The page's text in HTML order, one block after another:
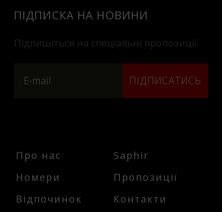
ПІДПИСКА НА НОВИНИ
Підпишіться на спеціальні пропозиції
ПІДПИСАТИСЬ
Про нас
Номери
Відпочинок
Saphir
Пропозиції
Контакти